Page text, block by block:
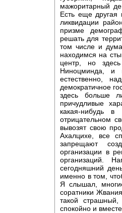
мажоритарный
Есть еще другая
ликвидации
призме
решать для
том числе и
находимся на
центр, но
Ниноцминда, и
естественно,
демократичное
здесь больше
причудливые
какая-нибудь
отрицательном
вывозят свою
Ахалцихе, все
запрещают
организации в
организаций.
сегодняшний
именно в том,
Я слышал,
соратники
такой
спокойно и